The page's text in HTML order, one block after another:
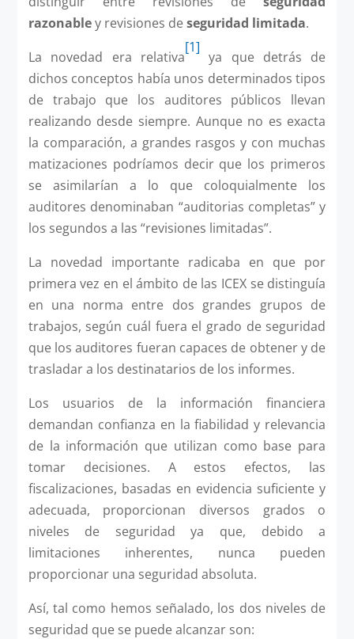
razonabley revisiones deseguridad limitada.
La novedad era relativa
[1]
ya que detrás de
dichos conceptos había unos determinados tipos
de trabajo que los auditores públicos llevan
realizando desde siempre. Aunque no es exacta
la comparación, a grandes rasgos y con muchas
matizaciones podríamos decir que los primeros
se asimilarían a lo que coloquialmente los
auditores denominaban “auditorias completas” y
los segundos a las “revisiones limitadas”.
La novedad importante radicaba en que por
primera vez en el ámbito de las ICEX se distinguía
en una norma entre dos grandes grupos de
trabajos, según cuál fuera el grado de seguridad
que los auditores fueran capaces de obtener y de
trasladar a los destinatarios de los informes.
Los usuarios de la información financiera
demandan confianza en la fiabilidad y relevancia
de la información que utilizan como base para
tomar decisiones. A estos efectos, las
fiscalizaciones, basadas en evidencia suficiente y
adecuada, proporcionan diversos grados o
niveles de seguridad ya que, debido a
limitaciones inherentes, nunca pueden
proporcionar una seguridad absoluta.
Así, tal como hemos señalado, los dos niveles de
seguridad que se puede alcanzar son: